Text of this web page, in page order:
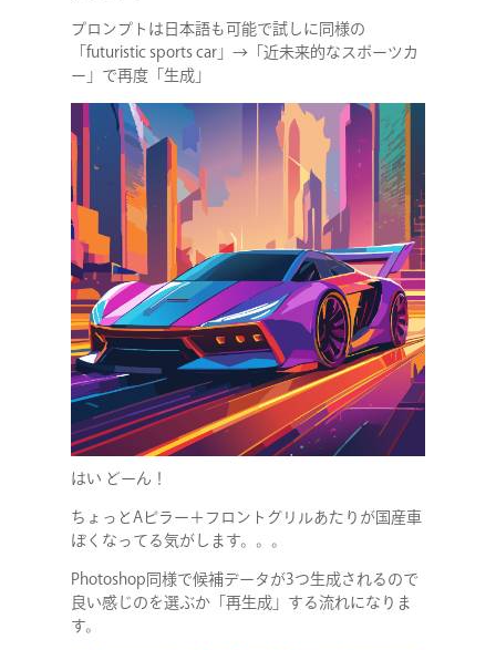
プロンプトは日本語も可能で試しに同様の
「futuristic sports car」→「近未来的なスポーツカ
ー」で再度「生成」
はい どーん！
ちょっとAピラー＋フロントグリルあたりが国産車
ぽくなってる気がします。。。
Photoshop同様で候補データが3つ生成されるので
良い感じのを選ぶか「再生成」する流れになりま
す。